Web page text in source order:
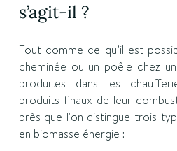
s’agit-il ?
Tout comme ce qu’il est
cheminée ou un poêle chez
produites dans les
produits finaux de leur
près que l'on distingue trois
en biomasse énergie :